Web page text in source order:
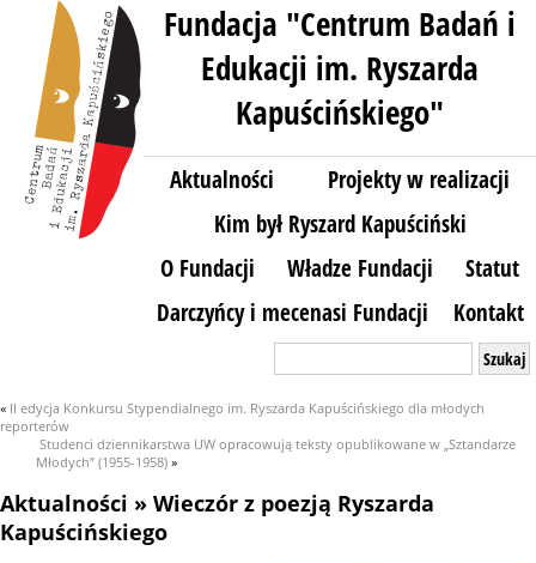
Fundacja "Centrum Badań i
Edukacji im. Ryszarda
Kapuścińskiego"
Aktualności
Projekty w realizacji
Kim był Ryszard Kapuściński
O Fundacji
Władze Fundacji
Statut
Darczyńcy i mecenasi Fundacji
Kontakt
« II edycja Konkursu Stypendialnego im. Ryszarda Kapuścińskiego dla młodych
reporterów
Studenci dziennikarstwa UW opracowują teksty opublikowane w „Sztandarze
Młodych” (1955-1958) »
Aktualności » Wieczór z poezją Ryszarda
Kapuścińskiego